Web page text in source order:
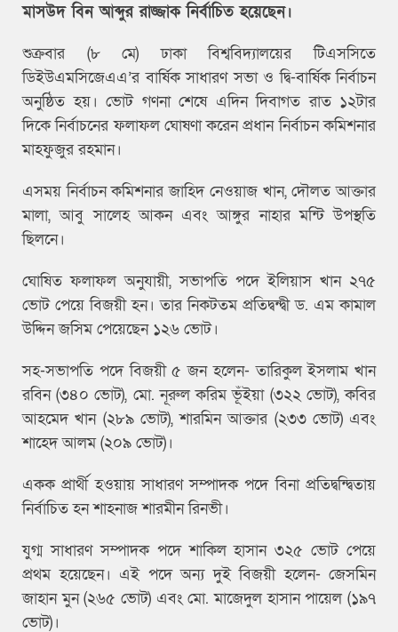
মাসউদ বিন আব্দুর রাজ্জাক নির্বাচিত হয়েছেন।
শুক্রবার (৮ মে) ঢাকা বিশ্ববিদ্যালয়ের টিএসসিতে
ডিইউএমসিজেএএ’র বার্ষিক সাধারণ সভা ও দ্বি-বার্ষিক নির্বাচন
অনুষ্ঠিত হয়। ভোট গণনা শেষে এদিন দিবাগত রাত ১২টার
দিকে নির্বাচনের ফলাফল ঘোষণা করেন প্রধান নির্বাচন কমিশনার
মাহফুজুর রহমান।
এসময় নির্বাচন কমিশনার জাহিদ নেওয়াজ খান, দৌলত আক্তার
মালা, আবু সালেহ আকন এবং আঙ্গুর নাহার মন্টি উপস্থতি
ছিলনে।
ঘোষিত ফলাফল অনুযায়ী, সভাপতি পদে ইলিয়াস খান ২৭৫
ভোট পেয়ে বিজয়ী হন। তার নিকটতম প্রতিদ্বন্দ্বী ড. এম কামাল
উদ্দিন জসিম পেয়েছেন ১২৬ ভোট।
সহ-সভাপতি পদে বিজয়ী ৫ জন হলেন- তারিকুল ইসলাম খান
রবিন (৩৪০ ভোট), মো. নূরুল করিম ভূঁইয়া (৩২২ ভোট), কবির
আহমেদ খান (২৮৯ ভোট), শারমিন আক্তার (২৩৩ ভোট) এবং
শাহেদ আলম (২০৯ ভোট)।
একক প্রার্থী হওয়ায় সাধারণ সম্পাদক পদে বিনা প্রতিদ্বন্দ্বিতায়
নির্বাচিত হন শাহনাজ শারমীন রিনভী।
যুগ্ম সাধারণ সম্পাদক পদে শাকিল হাসান ৩২৫ ভোট পেয়ে
প্রথম হয়েছেন। এই পদে অন্য দুই বিজয়ী হলেন- জেসমিন
জাহান মুন (২৬৫ ভোট) এবং মো. মাজেদুল হাসান পায়েল (১৯৭
ভোট)।